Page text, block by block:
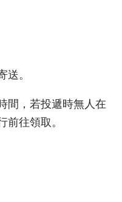
送。
間，若投遞時無人在
前往領取。